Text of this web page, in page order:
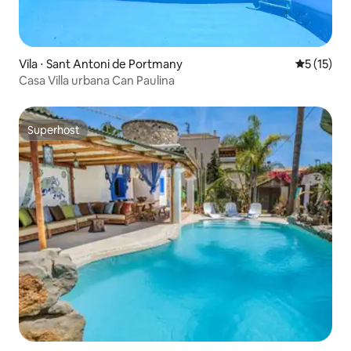
Vila ⋅ Sant Antoni de Portmany 5 de uma
5 (15)
Casa Villa urbana Can Paulina
Superhost
Superhost